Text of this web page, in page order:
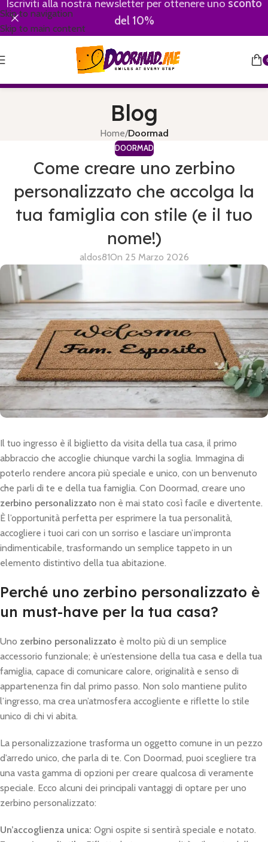
Skip to navigation
Skip to main content
Iscriviti alla nostra newsletter per ottenere uno sconto
del 10%
Blog
Home/Doormad
DOORMAD
Come creare uno zerbino
personalizzato che accolga la
tua famiglia con stile (e il tuo
nome!)
aldos81On 25 Marzo 2026
Il tuo ingresso è il biglietto da visita della tua casa, il primo
abbraccio che accoglie chiunque varchi la soglia. Immagina di
poterlo rendere ancora più speciale e unico, con un benvenuto
che parli di te e della tua famiglia. Con Doormad, creare uno
zerbino personalizzato non è mai stato così facile e divertente.
È l’opportunità perfetta per esprimere la tua personalità,
accogliere i tuoi cari con un sorriso e lasciare un’impronta
indimenticabile, trasformando un semplice tappeto in un
elemento distintivo della tua abitazione.
Perché uno zerbino personalizzato è
un must-have per la tua casa?
Uno zerbino personalizzato è molto più di un semplice
accessorio funzionale; è un’estensione della tua casa e della tua
famiglia, capace di comunicare calore, originalità e senso di
appartenenza fin dal primo passo. Non solo mantiene pulito
l’ingresso, ma crea un’atmosfera accogliente e riflette lo stile
unico di chi vi abita.
La personalizzazione trasforma un oggetto comune in un pezzo
d’arredo unico, che parla di te. Con Doormad, puoi scegliere tra
una vasta gamma di opzioni per creare qualcosa di veramente
speciale. Ecco alcuni dei principali vantaggi di optare per uno
zerbino personalizzato:
Un’accoglienza unica: Ogni ospite si sentirà speciale e notato.